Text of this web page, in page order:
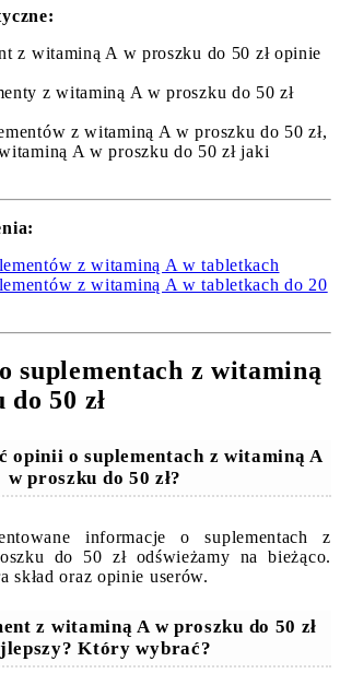
z witaminą A w proszku do 50 zł opinie
z witaminą A w proszku do 50 zł
z witaminą A w proszku do 50 zł,
A w proszku do 50 zł jaki
z witaminą A w tabletkach
z witaminą A w tabletkach do 20
suplementach z witaminą
50 zł
opinii o suplementach z witaminą A
w proszku do 50 zł?
informacje o suplementach z
do 50 zł odświeżamy na bieżąco.
skład oraz opinie userów.
z witaminą A w proszku do 50 zł
Który wybrać?